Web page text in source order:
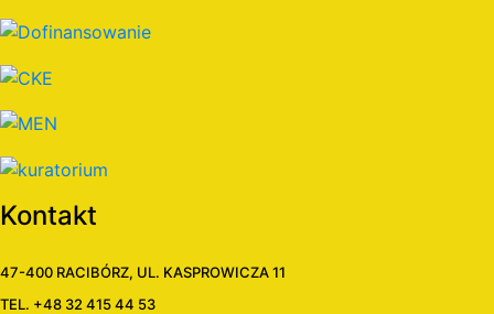
Kontakt
47-400 RACIBÓRZ, UL. KASPROWICZA 11
TEL. +48 32 415 44 53